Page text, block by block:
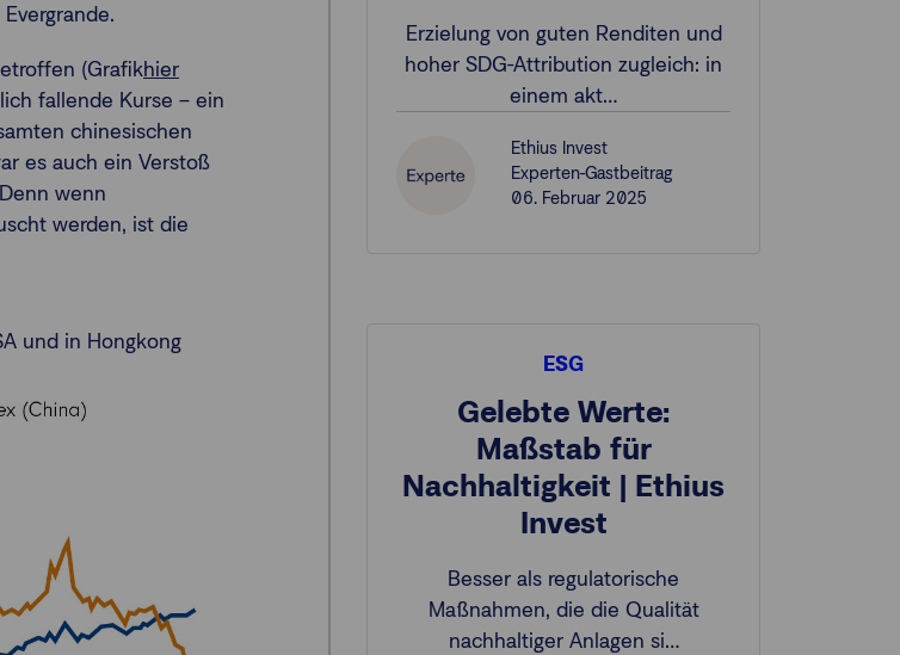
(Grafikhier
fallende Kurse – ein
chinesischen
es auch ein Verstoß
wenn
werden, ist die
und in Hongkong
Erzielung von guten Renditen und
hoher SDG-Attribution zugleich: in
einem akt…
Ethius Invest
Experten-Gastbeitrag
06. Februar 2025
ESG
Gelebte Werte:
Maßstab für
Nachhaltigkeit | Ethius
Invest
Besser als regulatorische
Maßnahmen, die die Qualität
nachhaltiger Anlagen si…